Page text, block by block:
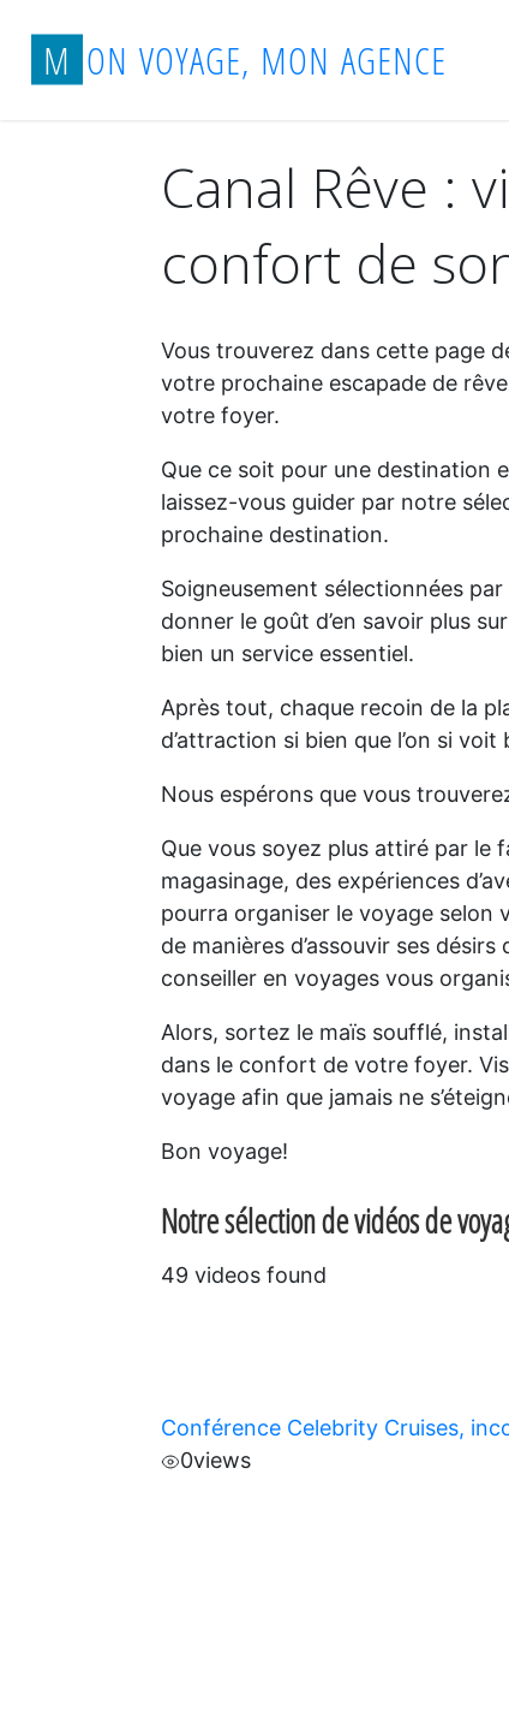
contenu
M ON VOYAGE, MON AGENCE
Canal Rêve :
confort de
Vous trouverez dans cette page
votre prochaine escapade de
votre foyer.
Que ce soit pour une destination
laissez-vous guider par notre
prochaine destination.
Soigneusement sélectionnées
donner le goût d’en savoir plus
bien un service essentiel.
Après tout, chaque recoin de la
d’attraction si bien que l’on si
Nous espérons que vous
Que vous soyez plus attiré par le
magasinage, des expériences
pourra organiser le voyage selon
de manières d’assouvir ses
conseiller en voyages vous
Alors, sortez le maïs soufflé,
dans le confort de votre foyer.
voyage afin que jamais ne
Bon voyage!
Notre sélection de vidéos de
49 videos found
Conférence Celebrity Cruises,
0views